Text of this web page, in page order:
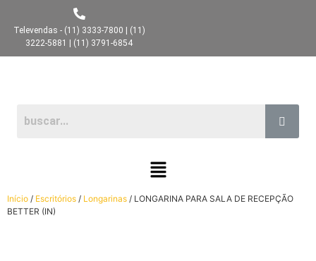
Televendas - (11) 3333-7800 | (11)
3222-5881 | (11) 3791-6854
Início / Escritórios / Longarinas / LONGARINA PARA SALA DE RECEPÇÃO
BETTER (IN)